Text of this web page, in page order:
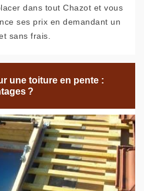
dans tout Chazot et vous
ses prix en demandant un
sans frais.
une toiture en pente :
?